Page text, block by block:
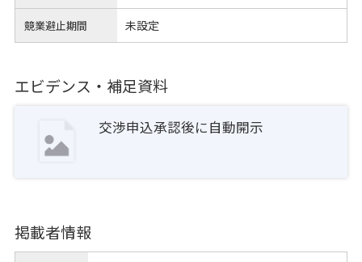
競業避止期間 未設定
エビデンス・補足資料
交渉申込承認後に自動開示
掲載者情報